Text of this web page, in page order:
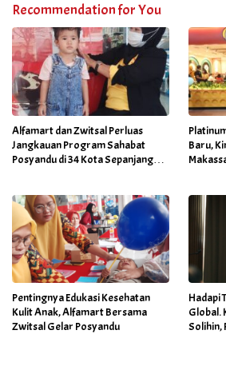
Recommendation for You
Alfamart dan Zwitsal Perluas
Jangkauan Program Sahabat
Posyandu di 34 Kota Sepanjang
Baru,
Pentingnya Edukasi Kesehatan
Kulit Anak, Alfamart Bersama
Zwitsal Gelar Posyandu
Hadapi
Global.
Solihin,